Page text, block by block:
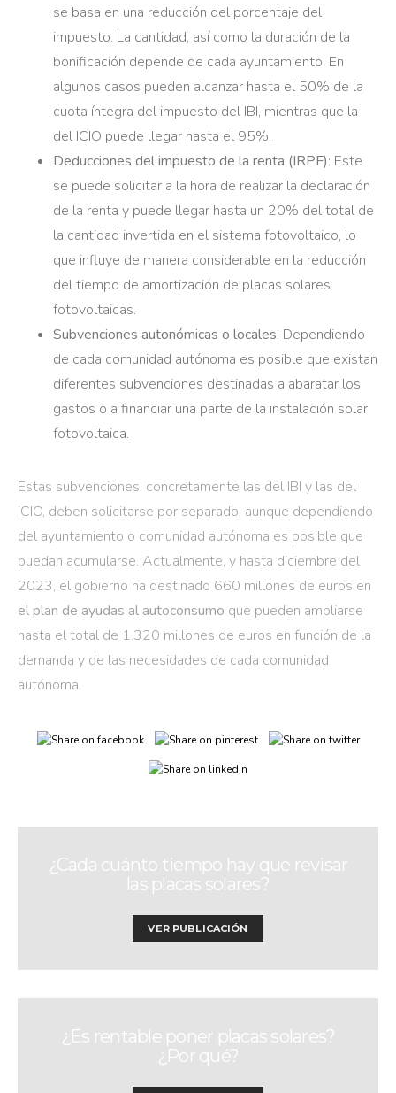
se basa en una reducción del porcentaje del
impuesto. La cantidad, así como la duración de la
bonificación depende de cada ayuntamiento. En
algunos casos pueden alcanzar hasta el 50% de la
cuota íntegra del impuesto del IBI, mientras que la
del ICIO puede llegar hasta el 95%.
Deducciones del impuesto de la renta (IRPF): Este
se puede solicitar a la hora de realizar la declaración
de la renta y puede llegar hasta un 20% del total de
la cantidad invertida en el sistema fotovoltaico, lo
que influye de manera considerable en la reducción
del tiempo de amortización de placas solares
fotovoltaicas.
Subvenciones autonómicas o locales: Dependiendo
de cada comunidad autónoma es posible que existan
diferentes subvenciones destinadas a abaratar los
gastos o a financiar una parte de la instalación solar
fotovoltaica.
Estas subvenciones, concretamente las del IBI y las del
ICIO, deben solicitarse por separado, aunque dependiendo
del ayuntamiento o comunidad autónoma es posible que
puedan acumularse. Actualmente, y hasta diciembre del
2023, el gobierno ha destinado 660 millones de euros en
el plan de ayudas al autoconsumo que pueden ampliarse
hasta el total de 1.320 millones de euros en función de la
demanda y de las necesidades de cada comunidad
autónoma.
¿Cada cuánto tiempo hay que revisar
las placas solares?
VER PUBLICACIÓN
¿Es rentable poner placas solares?
¿Por qué?